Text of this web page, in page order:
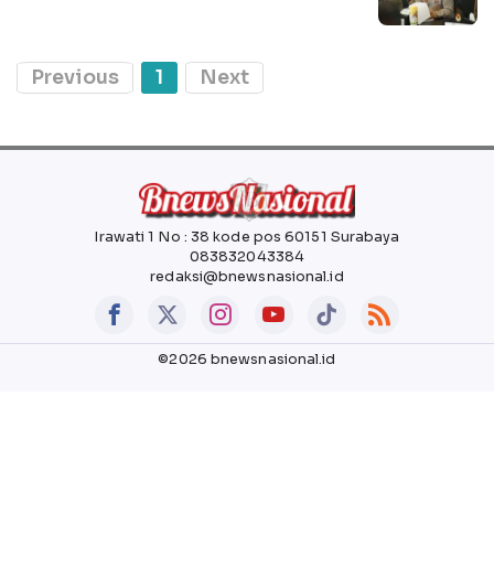
Previous 1 Next
Irawati 1 No : 38 kode pos 60151 Surabaya
083832043384
redaksi@bnewsnasional.id
©2026 bnewsnasional.id